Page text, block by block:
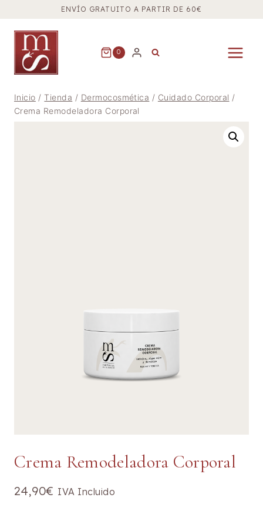
contenido
ENVÍO GRATUITO A PARTIR DE 60€
0
Inicio / Tienda / Dermocosmética / Cuidado Corporal /
Crema Remodeladora Corporal
Crema Remodeladora Corporal
24,90€ IVA Incluido